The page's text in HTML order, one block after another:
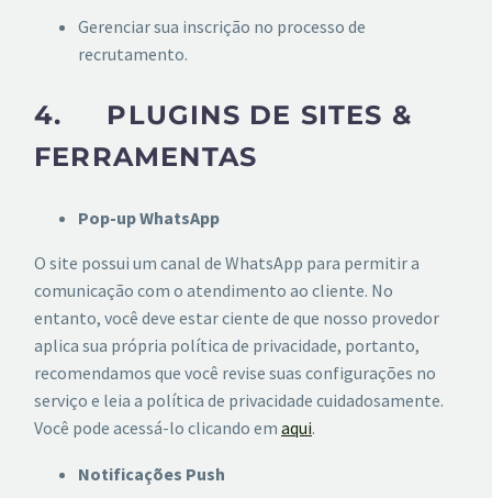
Gerenciar sua inscrição no processo de
recrutamento.
4. PLUGINS DE SITES &
FERRAMENTAS
Pop-up WhatsApp
O site possui um canal de WhatsApp para permitir a
comunicação com o atendimento ao cliente. No
entanto, você deve estar ciente de que nosso provedor
aplica sua própria política de privacidade, portanto,
recomendamos que você revise suas configurações no
serviço e leia a política de privacidade cuidadosamente.
Você pode acessá-lo clicando em aqui.
Notificações Push